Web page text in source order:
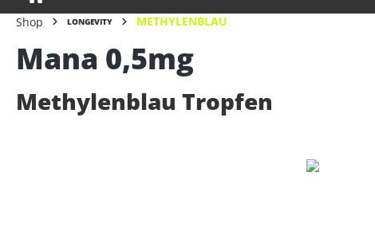
Shop LONGEVITY METHYLENBLAU
Mana 0,5mg
Methylenblau Tropfen